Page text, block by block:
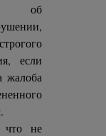
об
если
жалоба
что не